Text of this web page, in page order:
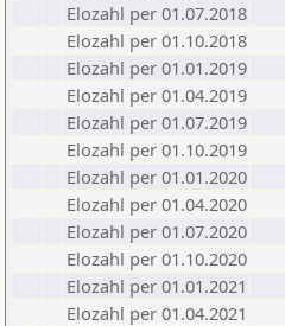
Elozahl per 01.07.2018
Elozahl per 01.10.2018
Elozahl per 01.01.2019
Elozahl per 01.04.2019
Elozahl per 01.07.2019
Elozahl per 01.10.2019
Elozahl per 01.01.2020
Elozahl per 01.04.2020
Elozahl per 01.07.2020
Elozahl per 01.10.2020
Elozahl per 01.01.2021
Elozahl per 01.04.2021